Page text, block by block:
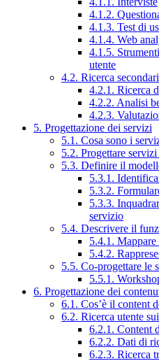
4.1.2.
4.1.3. Test di
4.1.4. Web
4.1.5.
utente
4.2. Ricerca
4.2.1. Ricerca
4.2.2. Analisi
4.2.3.
5. Progettazione dei servizi
5.1. Cosa sono i
5.2. Progettare
5.3. Definire il
5.3.1.
5.3.2.
5.3.3.
servizio
5.4. Descrivere il
5.4.1. Mappare
5.4.2.
5.5. Co-progettare le
5.5.1.
6. Progettazione dei
6.1. Cos’è il content
6.2. Ricerca utente
6.2.1. Content
6.2.2. Dati di
6.2.3. Ricerca